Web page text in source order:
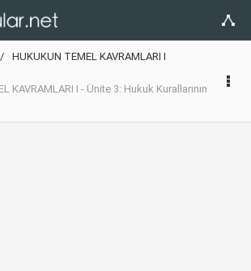
HUKUKUN TEMEL KAVRAMLARI I
KAVRAMLARI I - Ünite 3: Hukuk Kurallarının